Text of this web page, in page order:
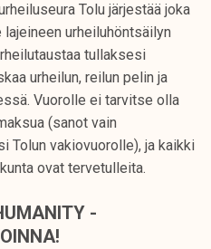
Tolu järjestää joka
urheiluhöntsäilyn
tullaksesi
urheilun, reilun pelin ja
Vuorolle ei tarvitse olla
(sanot vain
Tolun vakiovuorolle), ja kaikki
ovat tervetulleita.
-